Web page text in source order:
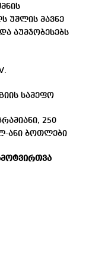
უშლის მავნე
აუმჯობესებს
სამეფო
250
ანი ბოთლები